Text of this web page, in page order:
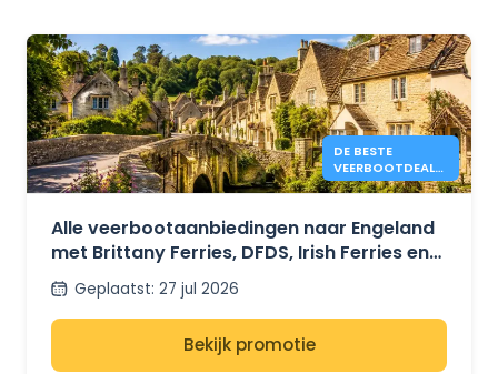
DE BESTE
VEERBOOTDEALS
NAAR ENGELAND
€41.
Alle veerbootaanbiedingen naar Engeland
met Brittany Ferries, DFDS, Irish Ferries en
P&O Ferries – vanaf €41.
Geplaatst: 27 jul 2026
Bekijk promotie